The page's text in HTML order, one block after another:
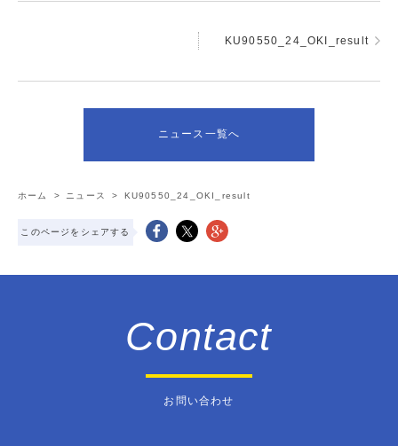
KU90550_24_OKI_result
ニュース一覧へ
ホーム > ニュース > KU90550_24_OKI_result
このページをシェアする
Contact
お問い合わせ